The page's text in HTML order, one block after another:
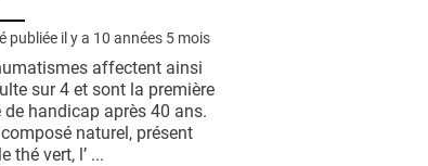
publiée il y a 10 années 5 mois
affectent ainsi
sur 4 et sont la première
de handicap après 40 ans.
naturel, présent
thé vert, l’ ...